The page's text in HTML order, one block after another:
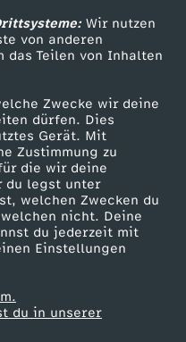
Wir nutzen
von anderen
das Teilen von Inhalten
Zwecke wir deine
dürfen. Dies
Gerät. Mit
Zustimmung zu
die wir deine
du legst unter
welchen Zwecken du
nicht. Deine
du jederzeit mit
Einstellungen
du in unserer